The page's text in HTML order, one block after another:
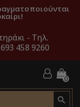
- Τηλ.
458 9260
0
